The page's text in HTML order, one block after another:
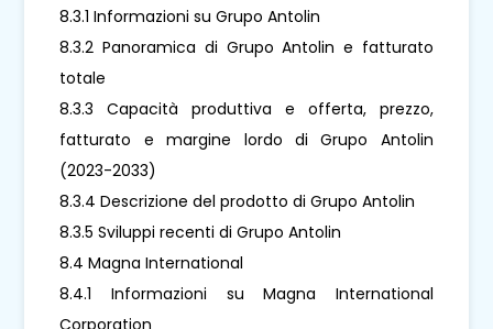
8.3.1 Informazioni su Grupo Antolin
8.3.2 Panoramica di Grupo Antolin e fatturato
totale
8.3.3 Capacità produttiva e offerta, prezzo,
fatturato e margine lordo di Grupo Antolin
(2023-2033)
8.3.4 Descrizione del prodotto di Grupo Antolin
8.3.5 Sviluppi recenti di Grupo Antolin
8.4 Magna International
8.4.1 Informazioni su Magna International
Corporation